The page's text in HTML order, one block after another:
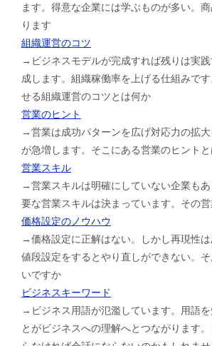
ます。得意な企業には学ぶものが多い。
ります
組織運営のコツ
→ビジネスモデルが完成すれば残りは実
成します。組織稼働率を上げる仕組みで
せる組織運営のコツとは何か
営業のヒント
→営業は成功パターンを広げ対応力の拡
が急増します。そこにある営業のヒントと
営業スキル
→営業スキルは明確にしていない企業も
要な営業スキルは決まっています。その
価格設定のノウハウ
→価格設定に正解はない。しかし再現性
値段設定をするとやり直しができない。
いですか
ビジネスキーワード
→ビジネス用語が氾濫しています。用語を
とがビジネスへの理解へとつながります